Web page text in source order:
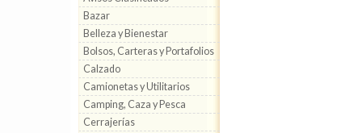
Bazar
Belleza y Bienestar
Bolsos, Carteras y Portafolios
Calzado
Camionetas y Utilitarios
Camping, Caza y Pesca
Cerrajerías